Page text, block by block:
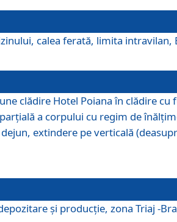
calea ferată, limita
clădire Hotel Poiana în clădire
a corpului cu regim de
extindere pe verticală
şi producţie, zona Triaj -